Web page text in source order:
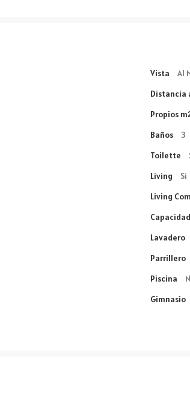
Vista
Al
Distancia
Propios
Baños
3
Toilette
Living
Si
Living
Lavadero
Parrillero
Piscina
Gimnasio